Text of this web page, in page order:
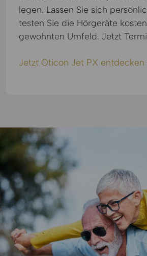
legen. Lassen Sie sich
testen Sie die Hörgeräte
gewohnten Umfeld. Jetzt
Jetzt Oticon Jet PX entdecken